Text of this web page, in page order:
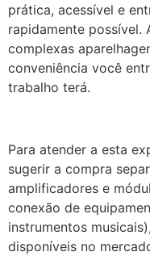
prática, acessível e
rapidamente possível.
complexas
conveniência você
trabalho terá.
Para atender a esta
sugerir a compra
amplificadores e
conexão de
instrumentos
disponíveis no